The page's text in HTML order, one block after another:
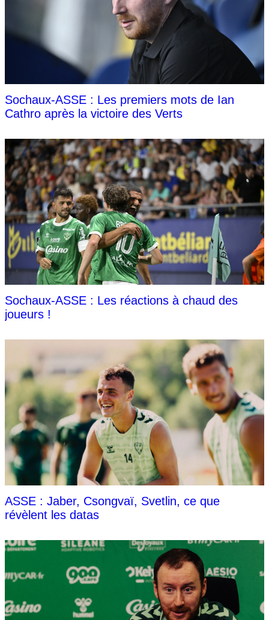
Sochaux-ASSE : Les premiers mots de Ian
Cathro après la victoire des Verts
Sochaux-ASSE : Les réactions à chaud des
joueurs !
ASSE : Jaber, Csongvaï, Svetlin, ce que
révèlent les datas